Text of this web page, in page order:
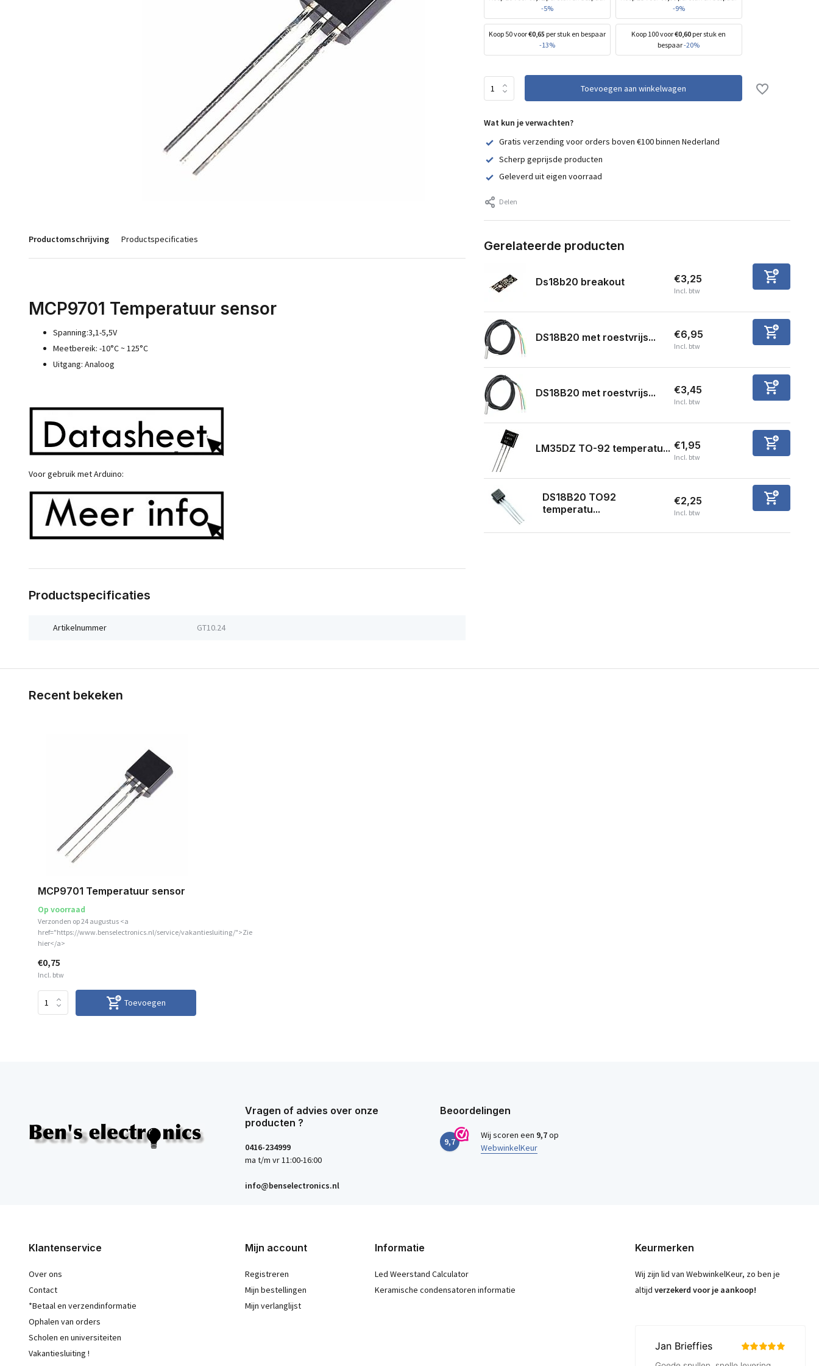
Productomschrijving Productspecificaties
MCP9701 Temperatuur sensor
Spanning:3,1-5,5V
Meetbereik: -10°C ~ 125°C
Uitgang: Analoog
Voor gebruik met Arduino:
Productspecificaties
Artikelnummer GT10.24
-5%
-9%
Koop 50 voor€0,65 per stuk en bespaar
-13%
Koop 100 voor€0,60 per stuk en
bespaar-20%
Toevoegen aan winkelwagen
Wat kun je verwachten?
Gratis verzending voor orders boven €100 binnen Nederland
Scherp geprijsde producten
Geleverd uit eigen voorraad
Delen
Gerelateerde producten
Ds18b20 breakout €3,25
Incl. btw
DS18B20 met roestvrijs... €6,95
Incl. btw
DS18B20 met roestvrijs... €3,45
Incl. btw
LM35DZ TO-92 temperatu... €1,95
Incl. btw
DS18B20 TO92
temperatu...
€2,25
Incl. btw
Recent bekeken
MCP9701 Temperatuur sensor
Op voorraad
Verzonden op 24 augustus <a
href="https://www.benselectronics.nl/service/vakantiesluiting/">Zie
hier</a>
€0,75
Incl. btw
Toevoegen
Vragen of advies over onze
producten ?
0416-234999
ma t/m vr 11:00-16:00
info@benselectronics.nl
Beoordelingen
9,7
Wij scoren een 9,7op
WebwinkelKeur
Klantenservice
Over ons
Contact
*Betaal en verzendinformatie
Ophalen van orders
Scholen en universiteiten
Vakantiesluiting !
Mijn account
Registreren
Mijn bestellingen
Mijn verlanglijst
Informatie
Led Weerstand Calculator
Keramische condensatoren informatie
Keurmerken
Wij zijn lid van WebwinkelKeur, zo ben je
altijd verzekerd voor je aankoop!